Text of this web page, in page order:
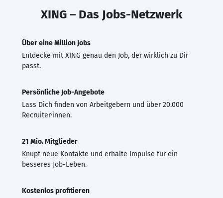
XING – Das Jobs-Netzwerk
Über eine Million Jobs
Entdecke mit XING genau den Job, der wirklich zu Dir
passt.
Persönliche Job-Angebote
Lass Dich finden von Arbeitgebern und über 20.000
Recruiter·innen.
21 Mio. Mitglieder
Knüpf neue Kontakte und erhalte Impulse für ein
besseres Job-Leben.
Kostenlos profitieren